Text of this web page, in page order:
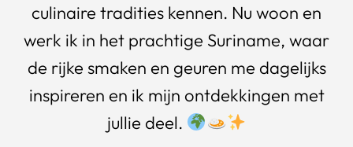
culinaire tradities kennen. Nu woon en
werk ik in het prachtige Suriname, waar
de rijke smaken en geuren me dagelijks
inspireren en ik mijn ontdekkingen met
jullie deel.